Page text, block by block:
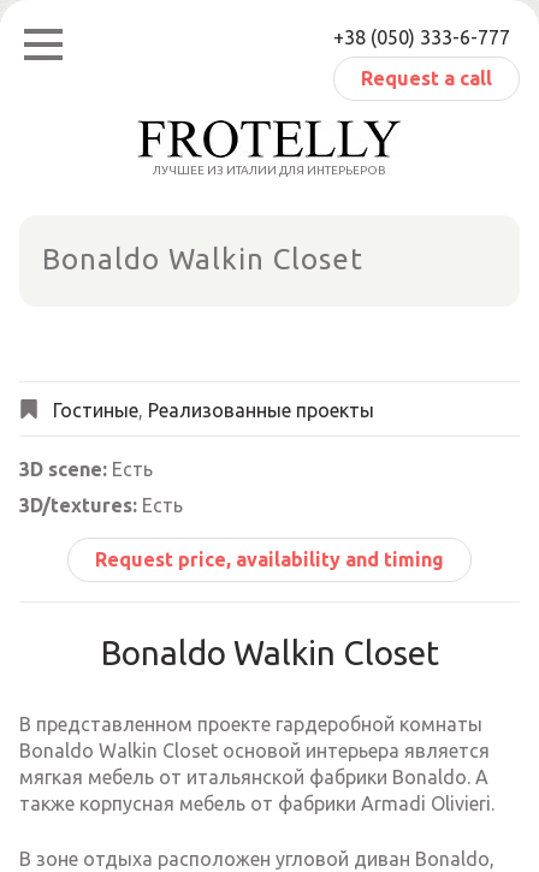
Skip
content
+38 (050) 333-6-777
Request a call
ЛУЧШЕЕ ИЗ ИТАЛИИ ДЛЯ ИНТЕРЬЕРОВ
Bonaldo Walkin Closet
Гостиные, Реализованные проекты
3D scene: Есть
3D/textures: Есть
Request price, availability and timing
Bonaldo Walkin Closet
В представленном проекте гардеробной комнаты
Bonaldo Walkin Closet основой интерьера является
мягкая мебель от итальянской фабрики Bonaldo. А
также корпусная мебель от фабрики Armadi Olivieri.
В зоне отдыха расположен угловой диван Bonaldo,